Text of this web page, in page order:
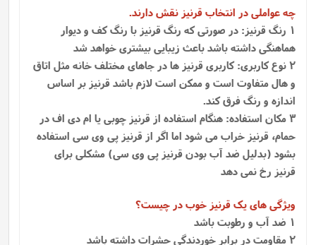
چه عواملی در انتخاب قرنیز نقش دارند.
1 رنگ قرنیز: در صورتی که رنگ قرنیز با رنگ کف و دیوار
هماهنگی داشته باشد باعث زیبایی بیشتری خواهد شد
2 نوع کاربری: کاربری قرنیز ها در جاهای مختلف خانه مثل اتاق
و هال متفاوت است و ممکن است لازم باشد قرنیز بر اساس
اندازه و رنگ فرق کند.
3 مکان استفاده: هنگام استفاده از قرنیز چوبی یا ام دی اف در
حمام، قرنیز خراب می شود اما اگر از قرنیز پی وی سی استفاده
بشود (بدلیل ضد آب بودن قرنیز پی وی سی) مشکلی برای
قرنیز رخ نمی دهد
ویژگی های یک قرنیز خوب در چیست؟
1 ضد آب و رطوبت باشد
2 مقاومت در برابر خوردندگی حشرات داشته باشد